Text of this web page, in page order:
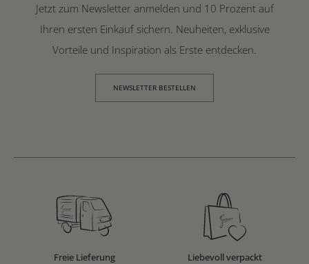
Jetzt zum Newsletter anmelden und 10 Prozent auf
Ihren ersten Einkauf sichern. Neuheiten, exklusive
Vorteile und Inspiration als Erste entdecken.
NEWSLETTER BESTELLEN
Freie Lieferung
Liebevoll verpackt